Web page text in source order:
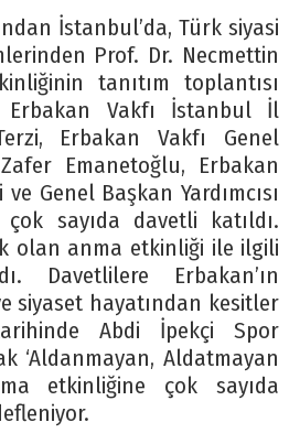
İstanbul’da, Türk siyasi
Prof. Dr. Necmettin
tanıtım toplantısı
Erbakan Vakfı İstanbul İl
Erbakan Vakfı Genel
Zafer Emanetoğlu, Erbakan
Genel Başkan Yardımcısı
sayıda davetli katıldı.
olan anma etkinliği ile ilgili
Davetlilere Erbakan’ın
siyaset hayatından kesitler
Abdi İpekçi Spor
‘Aldanmayan, Aldatmayan
etkinliğine çok sayıda